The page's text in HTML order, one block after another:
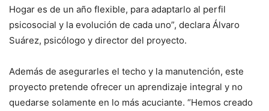
Hogar es de un año flexible, para adaptarlo al perfil
psicosocial y la evolución de cada uno”, declara Álvaro
Suárez, psicólogo y director del proyecto.
Además de asegurarles el techo y la manutención, este
proyecto pretende ofrecer un aprendizaje integral y no
quedarse solamente en lo más acuciante. “Hemos creado